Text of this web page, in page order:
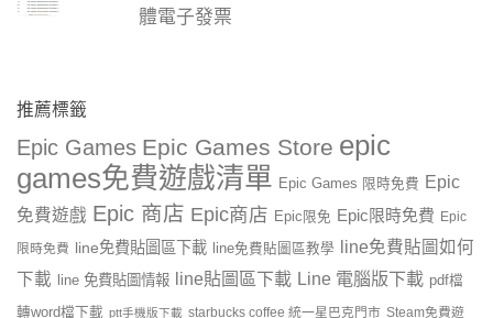
體電子發票
推薦標籤
Epic Games Epic Games Store epic
games免費遊戲清單 Epic Games 限時免費 Epic
免費遊戲 Epic 商店 Epic商店 Epic限免 Epic限時免費 Epic
限時免費 line免費貼圖區下載 line免費貼圖區教學
line免費貼圖如何
下載
line 免費貼圖情報 line貼圖區下載 Line 電腦版下載 pdf檔
轉word檔下載 ptt手機版下載 starbucks coffee 統一星巴克門市 Steam免費遊